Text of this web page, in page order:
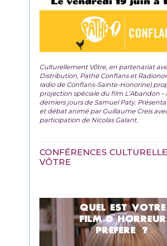
Culturellement Vôtre, en partenariat
Distribution, Pathé Conflans et
radio de Conflans-Sainte-Honorine)
projection spéciale du film L’Abandon –
derniers jours de Samuel Paty.
et débat animé par Guillaume Creis
participation de Nicolas Galant.
CONFÉRENCES
VÔTRE